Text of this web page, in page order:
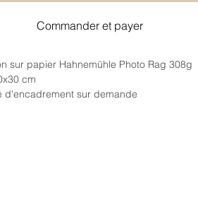
Commander et payer
sur papier Hahnemühle Photo Rag 308g
cm
d'encadrement sur demande